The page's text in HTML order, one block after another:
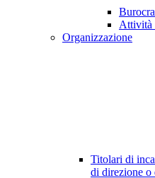
Attività
Organizzazione
Titolari di
di direzione o